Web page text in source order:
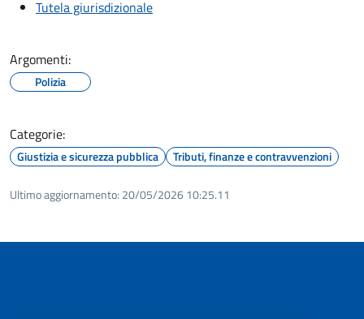
Tutela giurisdizionale
Argomenti:
Polizia
Categorie:
Giustizia e sicurezza pubblica Tributi, finanze e contravvenzioni
Ultimo aggiornamento: 20/05/2026 10:25.11